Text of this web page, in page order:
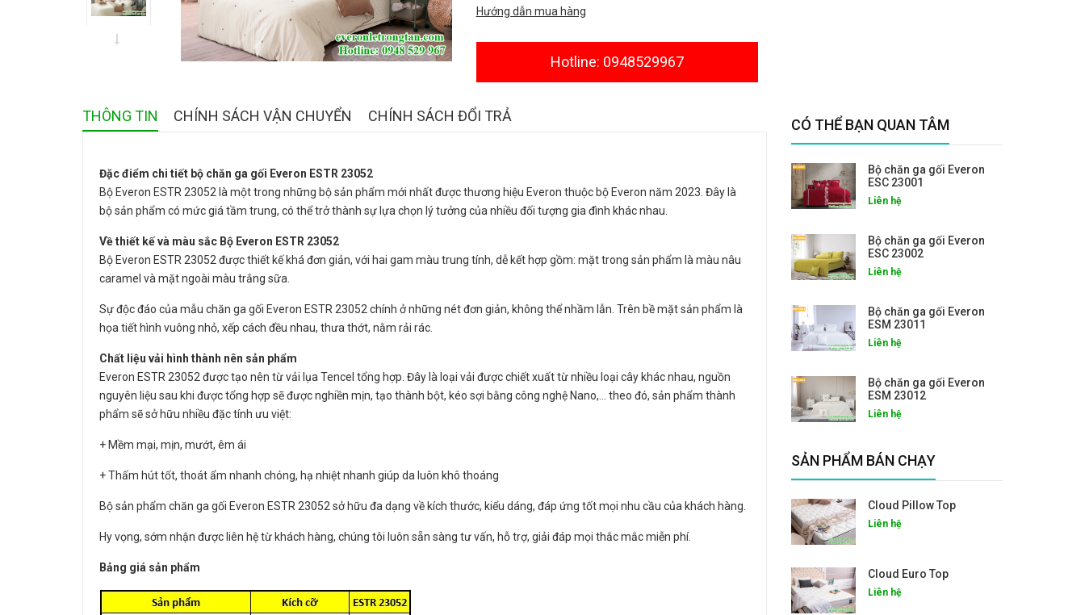
Hướng dẫn mua hàng
Hotline: 0948529967
THÔNG TIN CHÍNH SÁCH VẬN CHUYỂN CHÍNH SÁCH ĐỔI TRẢ
Đặc điểm chi tiết bộ chăn ga gối Everon ESTR 23052
Bộ Everon ESTR 23052 là một trong những bộ sản phẩm mới nhất được thương hiệu Everon thuộc bộ Everon năm 2023. Đây là
bộ sản phẩm có mức giá tầm trung, có thể trở thành sự lựa chọn lý tưởng của nhiều đối tượng gia đình khác nhau.
Về thiết kế và màu sắc Bộ Everon ESTR 23052
Bộ Everon ESTR 23052 được thiết kế khá đơn giản, với hai gam màu trung tính, dễ kết hợp gồm: mặt trong sản phẩm là màu nâu
caramel và mặt ngoài màu trắng sữa.
Sự độc đáo của mẫu chăn ga gối Everon ESTR 23052 chính ở những nét đơn giản, không thể nhầm lẫn. Trên bề mặt sản phẩm là
họa tiết hình vuông nhỏ, xếp cách đều nhau, thưa thớt, nằm rải rác.
Chất liệu vải hình thành nên sản phẩm
Everon ESTR 23052 được tạo nên từ vải lụa Tencel tổng hợp. Đây là loại vải được chiết xuất từ nhiều loại cây khác nhau, nguồn
nguyên liệu sau khi được tổng hợp sẽ được nghiền mịn, tạo thành bột, kéo sợi bằng công nghệ Nano,… theo đó, sản phẩm thành
phẩm sẽ sở hữu nhiều đặc tính ưu việt:
+ Mềm mại, mịn, mướt, êm ái
+ Thấm hút tốt, thoát ẩm nhanh chóng, hạ nhiệt nhanh giúp da luôn khô thoáng
Bộ sản phẩm chăn ga gối Everon ESTR 23052 sở hữu đa dạng về kích thước, kiểu dáng, đáp ứng tốt mọi nhu cầu của khách hàng.
Hy vọng, sớm nhận được liên hệ từ khách hàng, chúng tôi luôn sẵn sàng tư vấn, hỗ trợ, giải đáp mọi thắc mắc miễn phí.
Bảng giá sản phẩm
CÓ THỂ BẠN QUAN TÂM
Bộ chăn ga gối Everon
ESC 23001
Liên hệ
Bộ chăn ga gối Everon
ESC 23002
Liên hệ
Bộ chăn ga gối Everon
ESM 23011
Liên hệ
Bộ chăn ga gối Everon
ESM 23012
Liên hệ
SẢN PHẨM BÁN CHẠY
Cloud Pillow Top
Liên hệ
Cloud Euro Top
Liên hệ